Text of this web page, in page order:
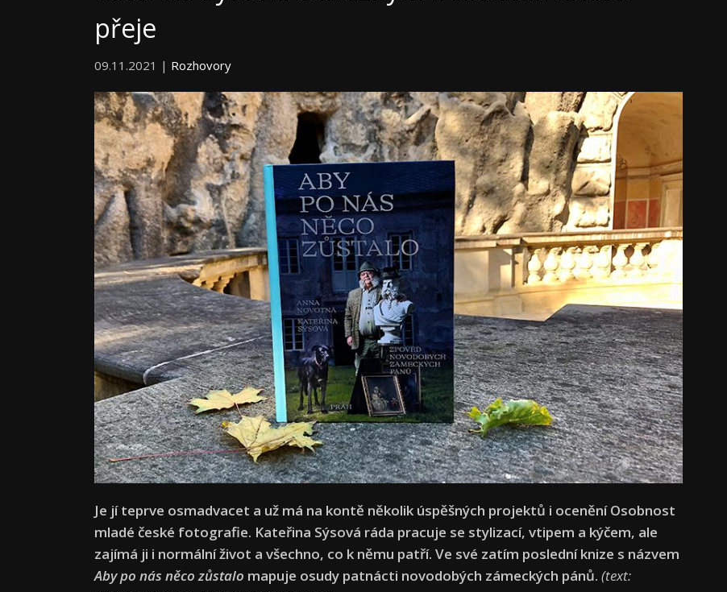
přeje
09.11.2021 | Rozhovory
Je jí teprve osmadvacet a už má na kontě několik úspěšných projektů i ocenění Osobnost
mladé české fotografie. Kateřina Sýsová ráda pracuje se stylizací, vtipem a kýčem, ale
zajímá ji i normální život a všechno, co k němu patří. Ve své zatím poslední knize s názvem
Aby po nás něco zůstalo mapuje osudy patnácti novodobých zámeckých pánů. (text: